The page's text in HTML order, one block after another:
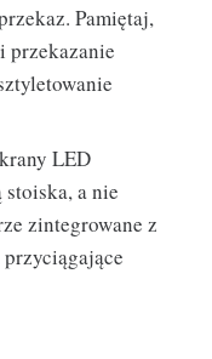
Pamiętaj,
przekazanie
LED
a nie
zintegrowane z